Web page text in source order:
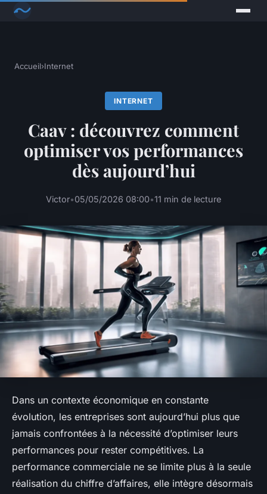
Accueil›Internet
INTERNET
Caav : découvrez comment
optimiser vos performances
dès aujourd’hui
Victor•05/05/2026 08:00•11 min de lecture
Dans un contexte économique en constante
évolution, les entreprises sont aujourd’hui plus que
jamais confrontées à la nécessité d’optimiser leurs
performances pour rester compétitives. La
performance commerciale ne se limite plus à la seule
réalisation du chiffre d’affaires, elle intègre désormais